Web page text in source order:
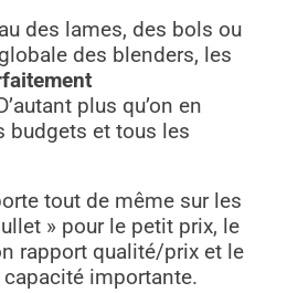
des lames, des bols ou
des blenders, les
plus qu’on en
budgets et tous les
tout de même sur les
» pour le petit prix, le
rapport qualité/prix et le
capacité importante.